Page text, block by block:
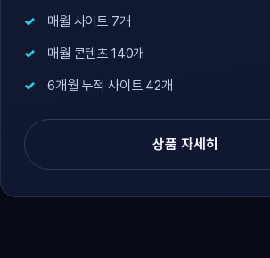
매월 사이트 7개
매월 콘텐츠 140개
6개월 누적 사이트 42개
상품 자세히